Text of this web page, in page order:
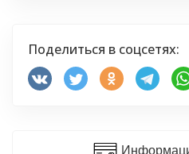
Поделиться в соцсетях: